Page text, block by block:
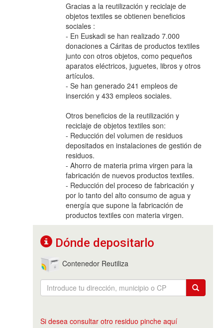
Gracias a la reutilización y reciclaje de
objetos textiles se obtienen beneficios
sociales :
- En Euskadi se han realizado 7.000
donaciones a Cáritas de productos textiles
junto con otros objetos, como pequeños
aparatos eléctricos, juguetes, libros y otros
artículos.
- Se han generado 241 empleos de
inserción y 433 empleos sociales.
Otros beneficios de la reutilización y
reciclaje de objetos textiles son:
- Reducción del volumen de residuos
depositados en instalaciones de gestión de
residuos.
- Ahorro de materia prima virgen para la
fabricación de nuevos productos textiles.
- Reducción del proceso de fabricación y
por lo tanto del alto consumo de agua y
energía que supone la fabricación de
productos textiles con materia virgen.
Dónde depositarlo
Contenedor Reutiliza
Si desea consultar otro residuo pinche aquí